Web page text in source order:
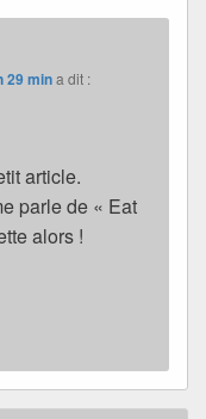
29 mina dit :
article.
parle de « Eat
alors !